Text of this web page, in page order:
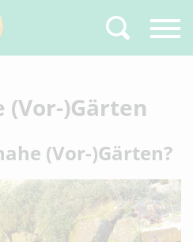
Type 2 or more
characters for results.
)Gärten
(Vor-)Gärten?